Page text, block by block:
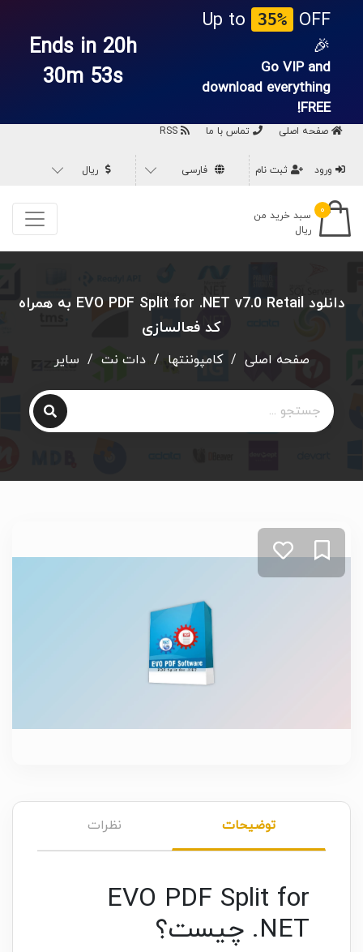
Up to 35%
OFF
🎉
Go VIP and
download everything
FREE!
Ends in 20h
30m 52s
صفحه اصلی تماس با ما
ورود ثبت نام فارسی ریال
۰
سبد خرید من
ریال
دانلود EVO PDF Split for .NET v7.0 Retail به همراه
کد فعالسازی
صفحه اصلی / کامپوننتها / دات نت / سایر
توضیحات نظرات
EVO PDF Split for
.NET چیست؟